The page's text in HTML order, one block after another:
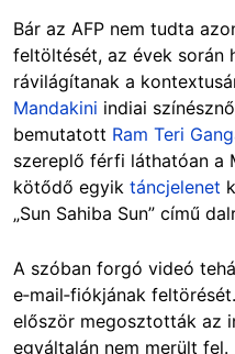
Bár az AFP nem tudta
feltöltését, az évek során
rávilágítanak a
Mandakini indiai
bemutatott Ram Teri
szereplő férfi láthatóan a
kötődő egyik táncjelenet
„Sun Sahiba Sun” című
A szóban forgó videó
e‑mail‑fiókjának
először megosztották az
egyáltalán nem merült fel.